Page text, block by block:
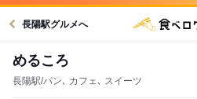
長陽駅グルメへ
めるころ
長陽駅/パン､ カフェ､ スイーツ